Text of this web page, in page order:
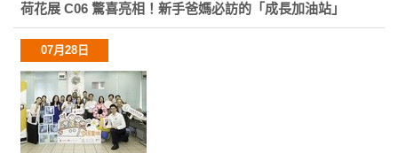
荷花展 C06 驚喜亮相！新手爸媽必訪的「成長加油站」
07月28日